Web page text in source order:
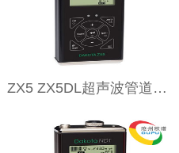
ZX5 ZX5DL超声波管道测厚仪